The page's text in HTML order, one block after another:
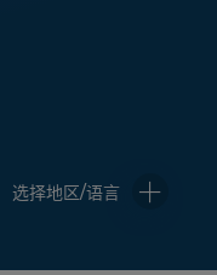
选择地区/语言